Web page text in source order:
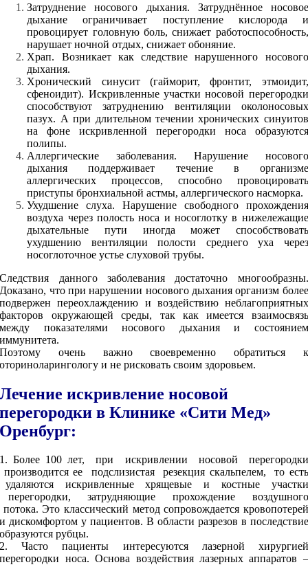
Затруднение носового дыхания. Затруднённое носовое
дыхание ограничивает поступление кислорода и
провоцирует головную боль, снижает работоспособность,
нарушает ночной отдых, снижает обоняние.
Храп. Возникает как следствие нарушенного носового
дыхания.
Хронический синусит (гайморит, фронтит, этмоидит,
сфеноидит). Искривленные участки носовой перегородки
способствуют затруднению вентиляции околоносовых
пазух. А при длительном течении хронических синуитов
на фоне искривленной перегородки носа образуются
полипы.
Аллергические заболевания. Нарушение носового
дыхания поддерживает течение в организме
аллергических процессов, способно провоцировать
приступы бронхиальной астмы, аллергического насморка.
Ухудшение слуха. Нарушение свободного прохождения
воздуха через полость носа и носоглотку в нижележащие
дыхательные пути иногда может способствовать
ухудшению вентиляции полости среднего уха через
носоглоточное устье слуховой трубы.
Следствия данного заболевания достаточно многообразны.
Доказано, что при нарушении носового дыхания организм более
подвержен переохлаждению и воздействию неблагоприятных
факторов окружающей среды, так как имеется взаимосвязь
между показателями носового дыхания и состоянием
иммунитета.
Поэтому очень важно своевременно обратиться к
оториноларингологу и не рисковать своим здоровьем.
Лечение искривление носовой
перегородки в Клинике «Сити Мед»
Оренбург:
1. Более 100 лет, при искривлении носовой перегородки
производится ее подслизистая резекция скальпелем, то есть
удаляются искривленные хрящевые и костные участки
перегородки, затрудняющие прохождение воздушного
потока. Это классический метод сопровождается кровопотерей
и дискомфортом у пациентов. В области разрезов в последствие
образуются рубцы.
2. Часто пациенты интересуются лазерной хирургией
перегородки носа. Основа воздействия лазерных аппаратов –